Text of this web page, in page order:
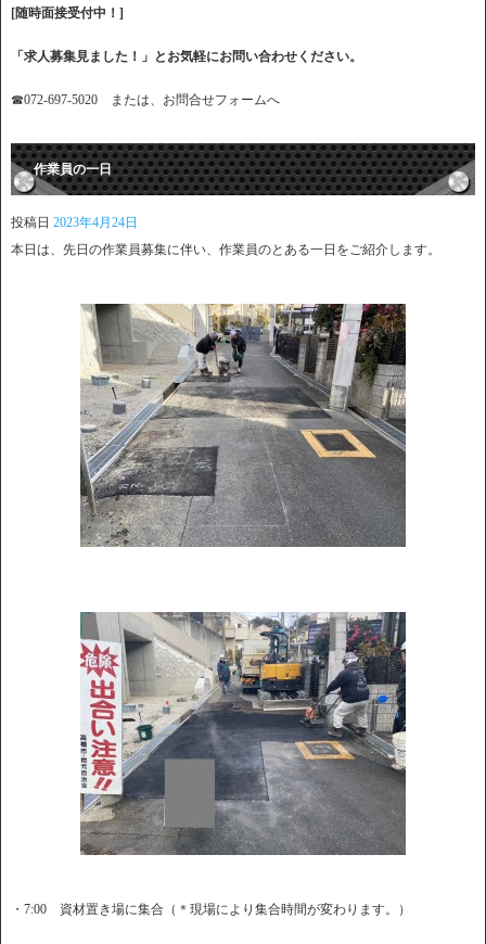
[随時面接受付中！]
「求人募集見ました！」とお気軽にお問い合わせください。
☎072-697-5020 または、お問合せフォームへ
作業員の一日
投稿日 2023年4月24日
本日は、先日の作業員募集に伴い、作業員のとある一日をご紹介します。
・7:00 資材置き場に集合（＊現場により集合時間が変わります。）